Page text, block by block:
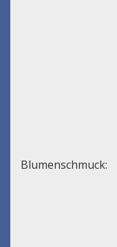
Blumenschmuck: